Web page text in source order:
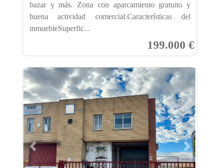
bazar y más. Zona con aparcamiento gratuito y
buena actividad comercial.Características del
inmuebleSuperfic...
199.000 €
Previous Next